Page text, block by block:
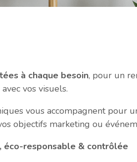
à chaque besoin, pour un
vos visuels.
vous accompagnent pour
objectifs marketing ou
éco-responsable & contrôlée